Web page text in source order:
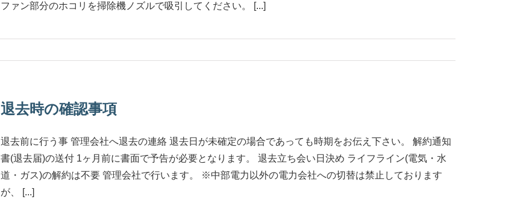
ファン部分のホコリを掃除機ノズルで吸引してください。 [...]
退去時の確認事項
退去前に行う事 管理会社へ退去の連絡 退去日が未確定の場合であっても時期をお伝え下さい。 解約通知
書(退去届)の送付 1ヶ月前に書面で予告が必要となります。 退去立ち会い日決め ライフライン(電気・水
道・ガス)の解約は不要 管理会社で行います。 ※中部電力以外の電力会社への切替は禁止しております
が、 [...]